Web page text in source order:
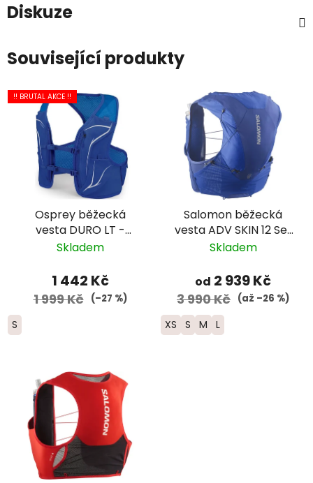
Diskuze
Související produkty
!! BRUTAL AKCE !!
Osprey běžecká
vesta DURO LT -
pánská modrá
Skladem
1 442 Kč
1 999 Kč (–27 %)
S
Salomon běžecká
vesta ADV SKIN 12 Set
- modrá 2025
Skladem
od 2 939 Kč
3 990 Kč (až –26 %)
XS S M L